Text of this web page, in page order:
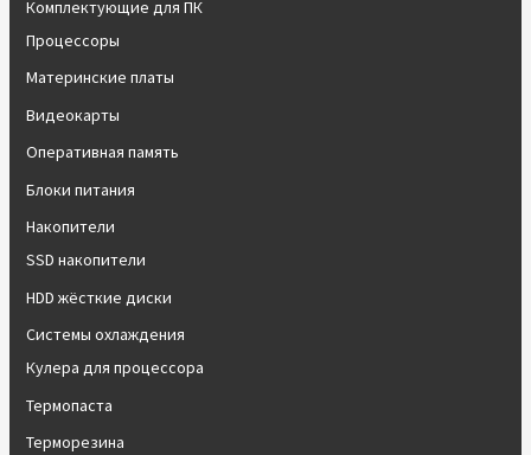
Комплектующие для ПК
Процессоры
Материнские платы
Видеокарты
Оперативная память
Блоки питания
Накопители
SSD накопители
HDD жёсткие диски
Системы охлаждения
Кулера для процессора
Термопаста
Терморезина